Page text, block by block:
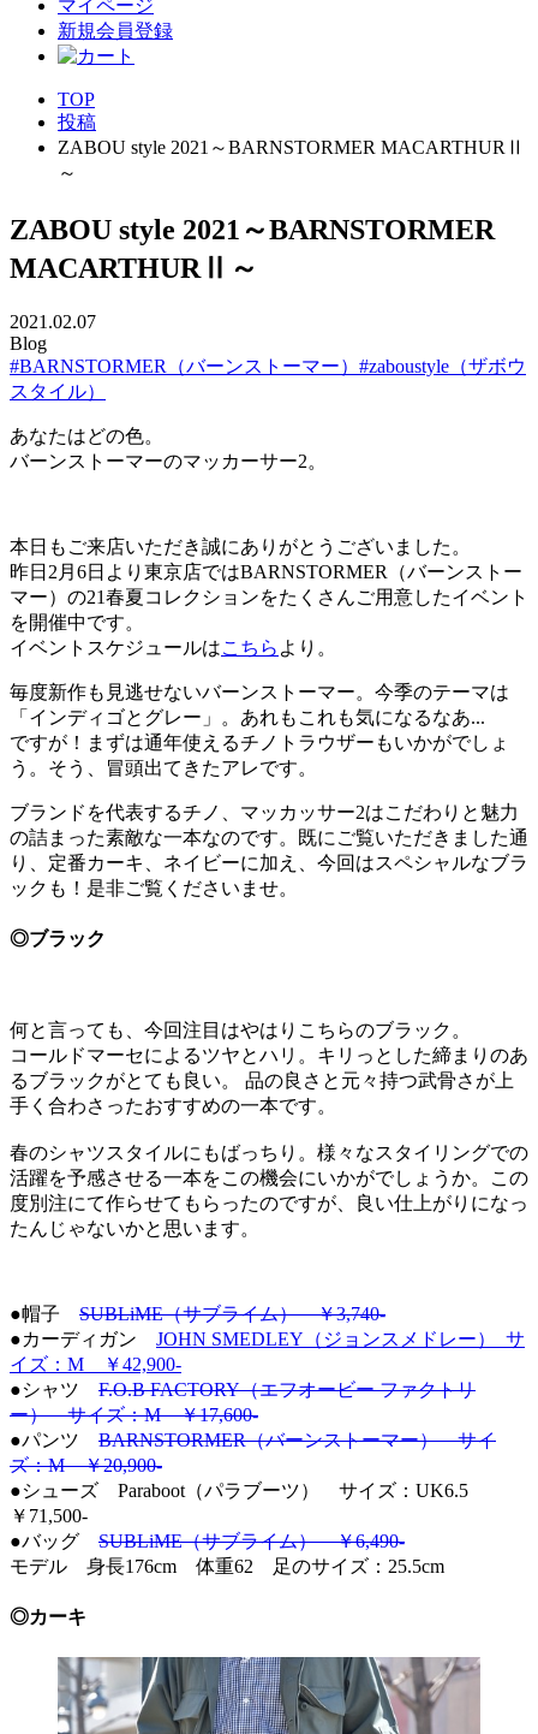
マイページ
新規会員登録
TOP
投稿
ZABOU style 2021～BARNSTORMER MACARTHURⅡ
～
ZABOU style 2021～BARNSTORMER
MACARTHURⅡ～
2021.02.07
Blog
#BARNSTORMER（バーンストーマー） #zaboustyle（ザボウ
スタイル）
あなたはどの色。
バーンストーマーのマッカーサー2。
本日もご来店いただき誠にありがとうございました。
昨日2月6日より東京店ではBARNSTORMER（バーンストー
マー）の21春夏コレクションをたくさんご用意したイベント
を開催中です。
イベントスケジュールはこちら より。
毎度新作も見逃せないバーンストーマー。今季のテーマは
「インディゴとグレー」。あれもこれも気になるなあ...
ですが！まずは通年使えるチノトラウザーもいかがでしょ
う。そう、冒頭出てきたアレです。
ブランドを代表するチノ、マッカッサー2はこだわりと魅力
の詰まった素敵な一本なのです。既にご覧いただきました通
り、定番カーキ、ネイビーに加え、今回はスペシャルなブラ
ックも！是非ご覧くださいませ。
◎ブラック
何と言っても、今回注目はやはりこちらのブラック。
コールドマーセによるツヤとハリ。キリっとした締まりのあ
るブラックがとても良い。 品の良さと元々持つ武骨さが上
手く合わさったおすすめの一本です。
春のシャツスタイルにもばっちり。様々なスタイリングでの
活躍を予感させる一本をこの機会にいかがでしょうか。この
度別注にて作らせてもらったのですが、良い仕上がりになっ
たんじゃないかと思います。
●帽子 SUBLiME（サブライム） ￥3,740-
●カーディガン JOHN SMEDLEY（ジョンスメドレー） サ
イズ：M ￥42,900-
●シャツ F.O.B FACTORY（エフオービー ファクトリ
ー） サイズ：M ￥17,600-
●パンツ BARNSTORMER（バーンストーマー） サイ
ズ：M ￥20,900-
●シューズ Paraboot（パラブーツ） サイズ：UK6.5
￥71,500-
●バッグ SUBLiME（サブライム） ￥6,490-
モデル 身長176cm 体重62 足のサイズ：25.5cm
◎カーキ